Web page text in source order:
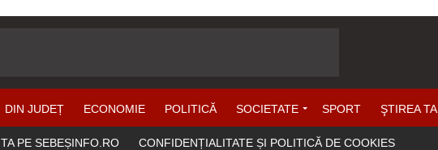
DIN JUDEȚ ECONOMIE POLITICĂ SOCIETATE SPORT ŞTIREA TA
PE SEBEȘINFO.RO CONFIDENȚIALITATE ȘI POLITICĂ DE COOKIES